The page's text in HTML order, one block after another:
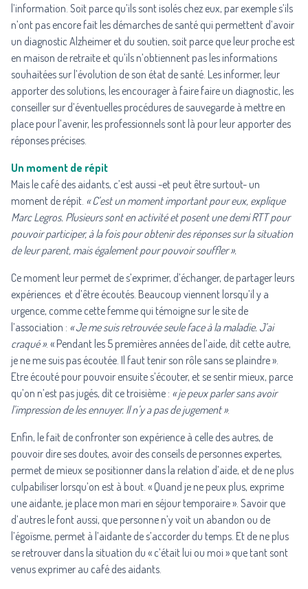
l’information. Soit parce qu’ils sont isolés chez eux, par exemple s’ils
n’ont pas encore fait les démarches de santé qui permettent d’avoir
un diagnostic Alzheimer et du soutien, soit parce que leur proche est
en maison de retraite et qu’ils n’obtiennent pas les informations
souhaitées sur l’évolution de son état de santé. Les informer, leur
apporter des solutions, les encourager à faire faire un diagnostic, les
conseiller sur d’éventuelles procédures de sauvegarde à mettre en
place pour l’avenir, les professionnels sont là pour leur apporter des
réponses précises.
Un moment de répit
Mais le café des aidants, c’est aussi -et peut être surtout- un
moment de répit. « C’est un moment important pour eux, explique
Marc Legros. Plusieurs sont en activité et posent une demi RTT pour
pouvoir participer, à la fois pour obtenir des réponses sur la situation
de leur parent, mais également pour pouvoir souffler ».
Ce moment leur permet de s’exprimer, d’échanger, de partager leurs
expériences et d’être écoutés. Beaucoup viennent lorsqu’il y a
urgence, comme cette femme qui témoigne sur le site de
l’association : « Je me suis retrouvée seule face à la maladie. J’ai
craqué ». « Pendant les 5 premières années de l’aide, dit cette autre,
je ne me suis pas écoutée. Il faut tenir son rôle sans se plaindre ».
Etre écouté pour pouvoir ensuite s’écouter, et se sentir mieux, parce
qu’on n’est pas jugés, dit ce troisième : « je peux parler sans avoir
l’impression de les ennuyer. Il n’y a pas de jugement ».
Enfin, le fait de confronter son expérience à celle des autres, de
pouvoir dire ses doutes, avoir des conseils de personnes expertes,
permet de mieux se positionner dans la relation d’aide, et de ne plus
culpabiliser lorsqu’on est à bout. « Quand je ne peux plus, exprime
une aidante, je place mon mari en séjour temporaire ». Savoir que
d’autres le font aussi, que personne n’y voit un abandon ou de
l’égoïsme, permet à l’aidante de s’accorder du temps. Et de ne plus
se retrouver dans la situation du « c’était lui ou moi » que tant sont
venus exprimer au café des aidants.